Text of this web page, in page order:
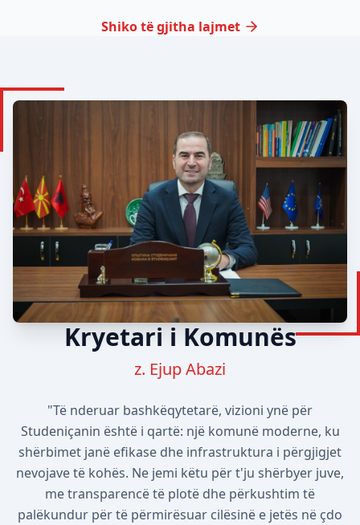
Shiko të gjitha lajmet
Kryetari i Komunës
z. Ejup Abazi
"Të nderuar bashkëqytetarë, vizioni ynë për
Studeniçanin është i qartë: një komunë moderne, ku
shërbimet janë efikase dhe infrastruktura i përgjigjet
nevojave të kohës. Ne jemi këtu për t'ju shërbyer juve,
me transparencë të plotë dhe përkushtim të
palëkundur për të përmirësuar cilësinë e jetës në çdo